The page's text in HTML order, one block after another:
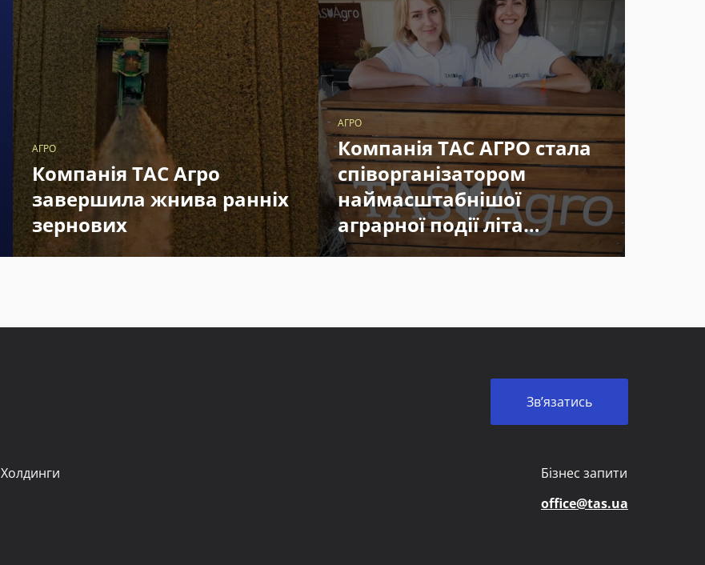
АГРО
Компанія ТАС Агро
завершила жнива ранніх
зернових
АГРО
Компанія ТАС АГРО стала
співорганізатором
наймасштабнішої
аграрної події літа
UCABevent «УКАБ
Зв’язатись
Холдинги
Бізнес запити
office@tas.ua